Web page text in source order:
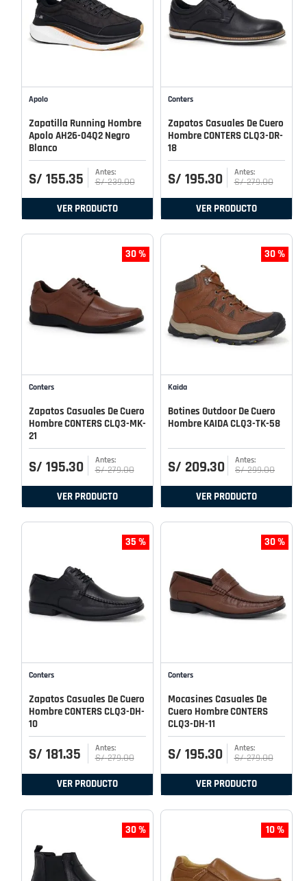
Apolo
Zapatilla Running Hombre
Apolo AH26-04Q2 Negro
Blanco
S/ 155.35 S/ 239.00
VER PRODUCTO
Conters
Zapatos Casuales De Cuero
Hombre CONTERS CLQ3-DR-
18
S/ 195.30 S/ 279.00
VER PRODUCTO
30 %
Conters
Zapatos Casuales De Cuero
Hombre CONTERS CLQ3-MK-
21
S/ 195.30 S/ 279.00
VER PRODUCTO
30 %
Kaida
Botines Outdoor De Cuero
Hombre KAIDA CLQ3-TK-58
S/ 209.30 S/ 299.00
VER PRODUCTO
35 %
Conters
Zapatos Casuales De Cuero
Hombre CONTERS CLQ3-DH-
10
S/ 181.35 S/ 279.00
VER PRODUCTO
30 %
Conters
Mocasines Casuales De
Cuero Hombre CONTERS
CLQ3-DH-11
S/ 195.30 S/ 279.00
VER PRODUCTO
30 % 10 %